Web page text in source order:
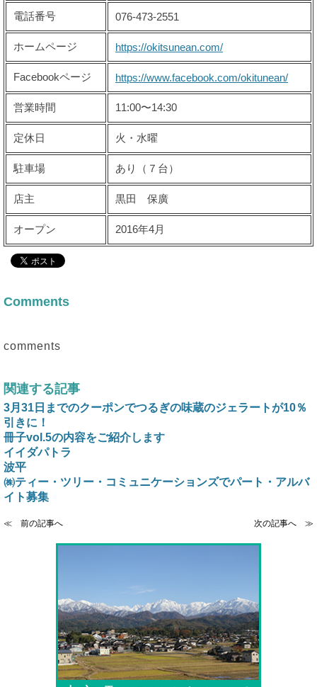
電話番号 076-473-2551
ホームページ https://okitsunean.com/
Facebookページ https://www.facebook.com/okitunean/
営業時間 11:00〜14:30
定休日 火・水曜
駐車場 あり（７台）
店主 黒田 保廣
オープン 2016年4月
Comments
comments
関連する記事
3月31日までのクーポンでつるぎの味蔵のジェラートが10％
引きに！
冊子vol.5の内容をご紹介します
イイダパトラ
波平
㈱ティー・ツリー・コミュニケーションズでパート・アルバ
イト募集
≪ 前の記事へ 次の記事へ ≫